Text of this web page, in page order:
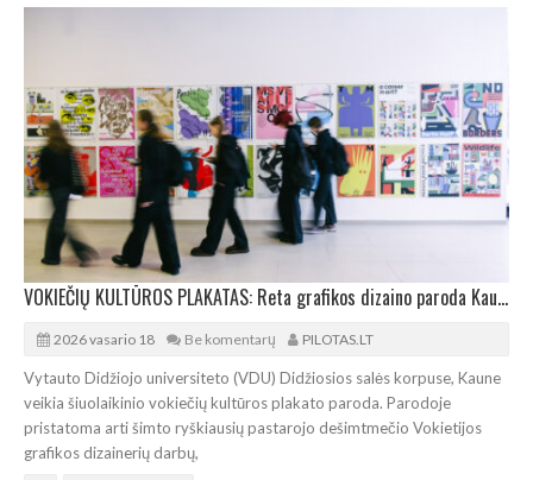
VOKIEČIŲ KULTŪROS PLAKATAS: Reta grafikos dizaino paroda Kaune
2026 vasario 18 Be komentarų PILOTAS.LT
Vytauto Didžiojo universiteto (VDU) Didžiosios salės korpuse, Kaune
veikia šiuolaikinio vokiečių kultūros plakato paroda. Parodoje
pristatoma arti šimto ryškiausių pastarojo dešimtmečio Vokietijos
grafikos dizainerių darbų,